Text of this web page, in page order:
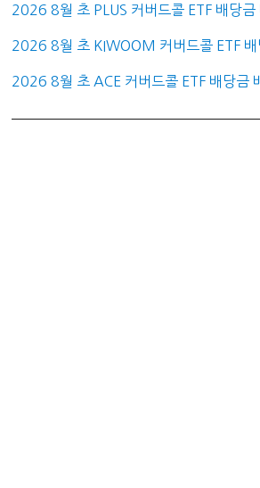
2026 8월 초 PLUS 커버드콜 ETF 배당금
2026 8월 초 KIWOOM 커버드콜 ETF 배
2026 8월 초 ACE 커버드콜 ETF 배당금